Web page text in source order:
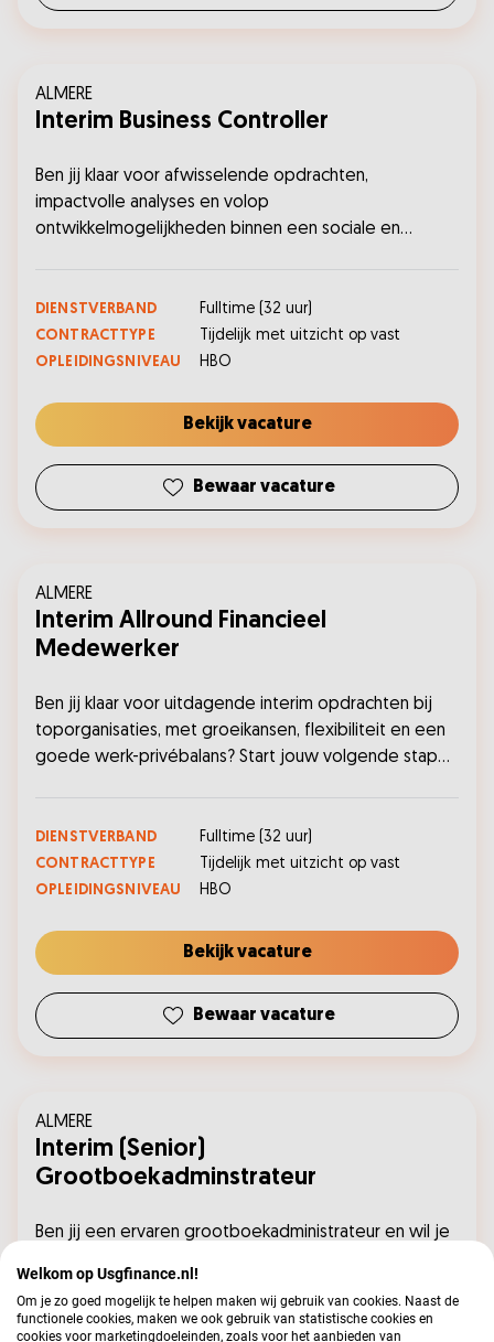
ALMERE
Interim Business Controller
Ben jij klaar voor afwisselende opdrachten,
impactvolle analyses en volop
ontwikkelmogelijkheden binnen een sociale en
DIENSTVERBAND Fulltime (32 uur)
CONTRACTTYPE
Tijdelijk met uitzicht op vast
OPLEIDINGSNIVEAU
HBO
Bekijk vacature
Bewaar vacature
ALMERE
Interim Allround Financieel
Medewerker
Ben jij klaar voor uitdagende interim opdrachten bij
toporganisaties, met groeikansen, flexibiliteit en een
goede werk-privébalans? Start jouw volgende stap
DIENSTVERBAND Fulltime (32 uur)
CONTRACTTYPE
Tijdelijk met uitzicht op vast
OPLEIDINGSNIVEAU
HBO
Bekijk vacature
Bewaar vacature
ALMERE
Interim (Senior)
Grootboekadminstrateur
Ben jij een ervaren grootboekadministrateur en wil je
onze landelijke pool zoeken wij finance professionals
die ingezet willen worden bij uiteenlopende
Welkom op Usgfinance.nl!
Om je zo goed mogelijk te helpen maken wij gebruik van cookies. Naast de
functionele cookies, maken we ook gebruik van statistische cookies en
cookies voor marketingdoeleinden, zoals voor het aanbieden van